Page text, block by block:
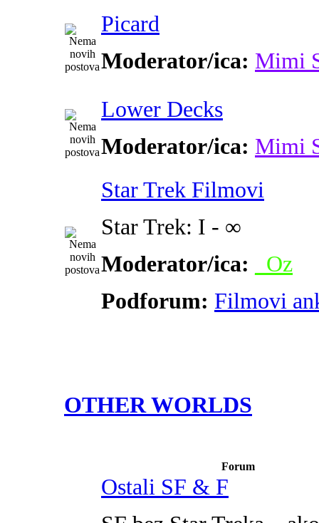
Picard
Moderator/ica: Mimi
Lower Decks
Moderator/ica: Mimi
Star Trek Filmovi
Star Trek: I - ∞
Moderator/ica:
_Oz
Podforum: Filmovi
OTHER WORLDS
Forum
Ostali SF & F